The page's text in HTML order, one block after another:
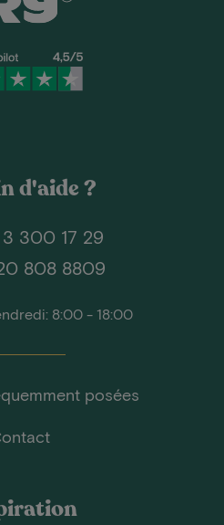
d'aide ?
300 17 29
808 8809
8:00 - 18:00
posées